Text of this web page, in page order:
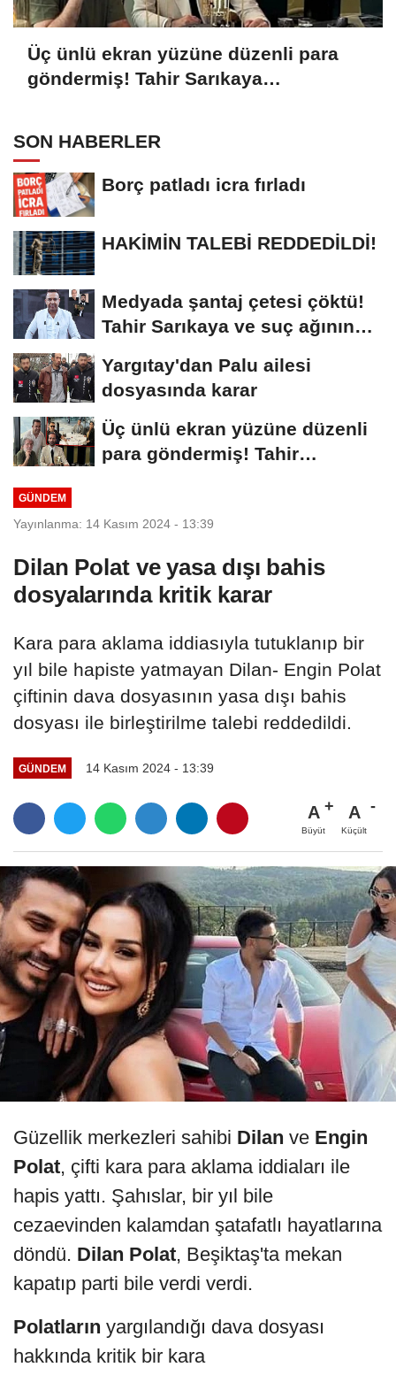
Üç ünlü ekran yüzüne düzenli para
göndermiş! Tahir Sarıkaya
SON HABERLER
Borç patladı icra fırladı
HAKİMİN TALEBİ REDDEDİLDİ!
Medyada şantaj çetesi çöktü!
Tahir Sarıkaya ve suç ağının
Yargıtay'dan Palu ailesi
dosyasında karar
Üç ünlü ekran yüzüne düzenli
para göndermiş! Tahir
GÜNDEM
Yayınlanma: 14 Kasım 2024 - 13:39
Dilan Polat ve yasa dışı bahis
dosyalarında kritik karar
Kara para aklama iddiasıyla tutuklanıp bir
yıl bile hapiste yatmayan Dilan- Engin Polat
çiftinin dava dosyasının yasa dışı bahis
dosyası ile birleştirilme talebi reddedildi.
GÜNDEM 14 Kasım 2024 - 13:39
A
Büyüt
A
Küçült
Güzellik merkezleri sahibi Dilan ve Engin
Polat, çifti kara para aklama iddiaları ile
hapis yattı. Şahıslar, bir yıl bile
cezaevinden kalamdan şatafatlı hayatlarına
döndü. Dilan Polat, Beşiktaş'ta mekan
kapatıp parti bile verdi verdi.
Polatların yargılandığı dava dosyası
hakkında kritik bir kara